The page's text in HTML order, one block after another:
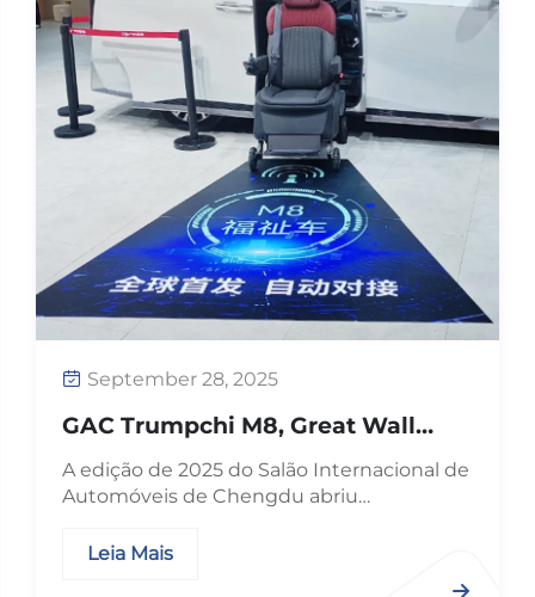
September 28, 2025
GAC Trumpchi M8, Great Wall
Forças com os Assentos de Bem-
Estar Xinder para Estabelecer um
Acessível
A edição de 2025 do Salão Internacional de
Automóveis de Chengdu abriu
tecnológica focada na mobilidade futura e
Leia Mais